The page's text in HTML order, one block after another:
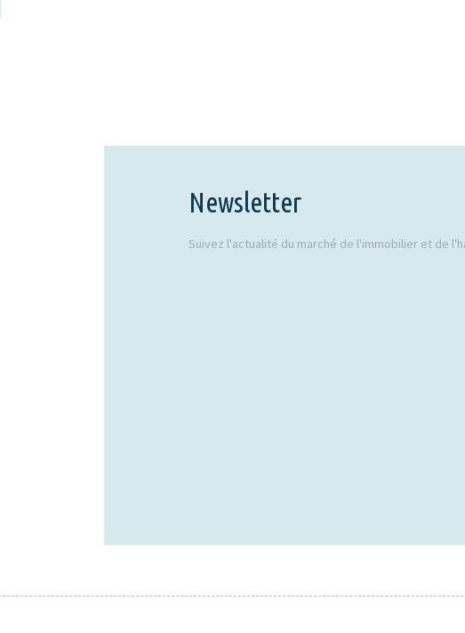
Newsletter
Suivez l'actualité du marché de l'immobilier et de